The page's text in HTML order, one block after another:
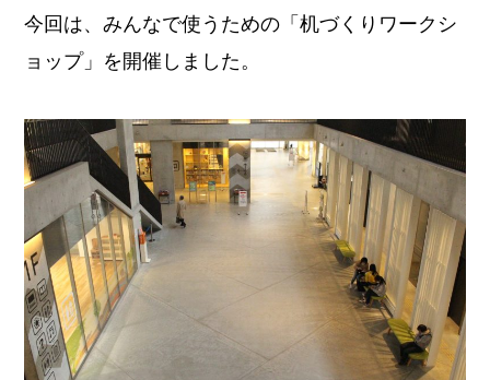
今回は、みんなで使うための「机づくりワークシ
ョップ」を開催しました。